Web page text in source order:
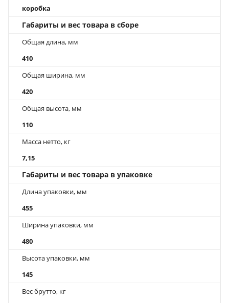
коробка
Габариты и вес товара в сборе
Общая длина, мм
410
Общая ширина, мм
420
Общая высота, мм
110
Масса нетто, кг
7,15
Габариты и вес товара в упаковке
Длина упаковки, мм
455
Ширина упаковки, мм
480
Высота упаковки, мм
145
Вес брутто, кг